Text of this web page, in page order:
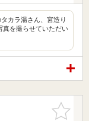
カラ湯さん、宮造り
真を撮らせていただい
お気に入
りに追加